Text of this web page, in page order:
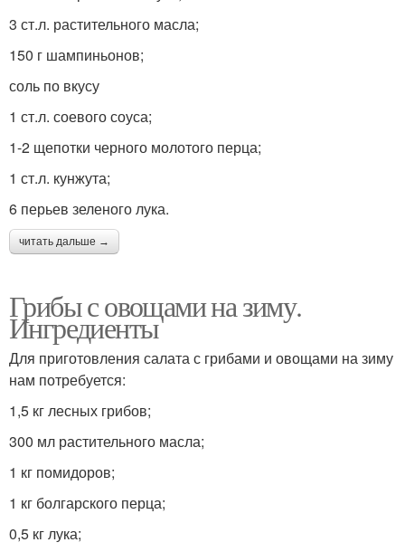
3 ст.л. растительного масла;
150 г шампиньонов;
соль по вкусу
1 ст.л. соевого соуса;
1-2 щепотки черного молотого перца;
1 ст.л. кунжута;
6 перьев зеленого лука.
читать дальше →
Грибы с овощами на зиму.
Ингредиенты
Для приготовления салата с грибами и овощами на зиму
нам потребуется:
1,5 кг лесных грибов;
300 мл растительного масла;
1 кг помидоров;
1 кг болгарского перца;
0,5 кг лука;